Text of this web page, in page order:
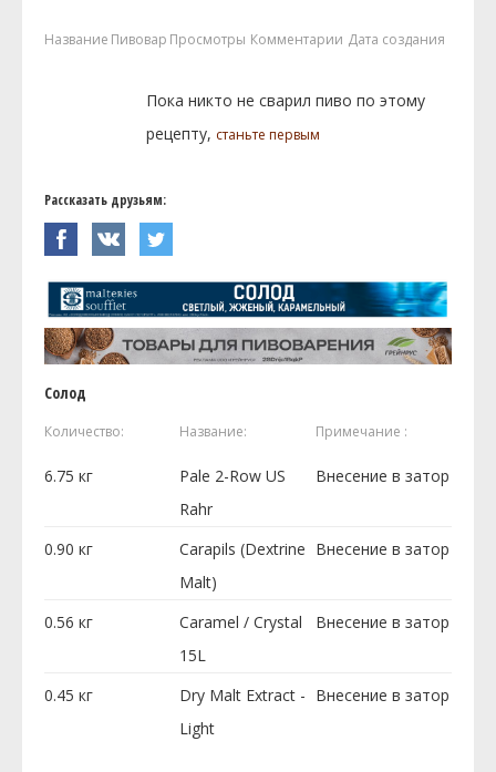
Название Пивовар Просмотры Комментарии Дата создания
Пока никто не сварил пиво по этому
рецепту, станьте первым
Рассказать друзьям:
Солод
Количество: Название: Примечание :
6.75 кг
Pale 2-Row US
Rahr
Внесение в затор
0.90 кг
Carapils (Dextrine
Malt)
Внесение в затор
0.56 кг
Caramel / Crystal
15L
Внесение в затор
0.45 кг
Dry Malt Extract -
Light
Внесение в затор